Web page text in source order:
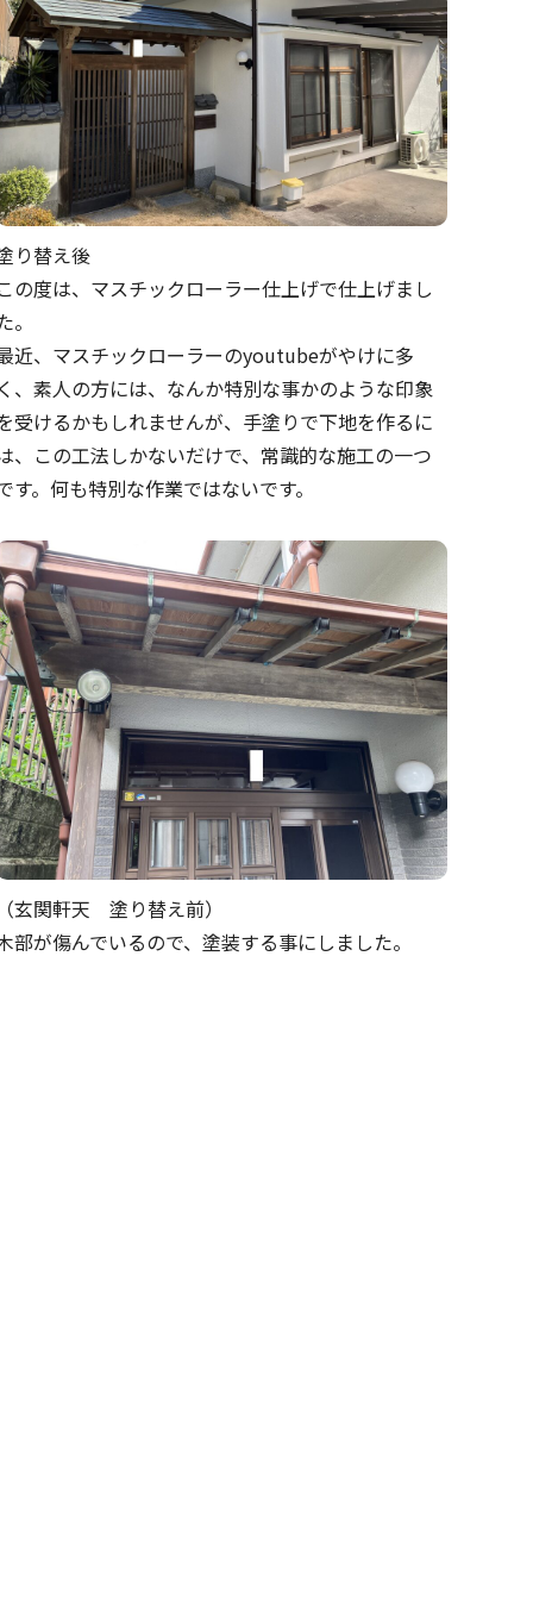
り替え後
の度は、マスチックローラー仕上げで仕上げまし
。
近、マスチックローラーのyoutubeがやけに多
、素人の方には、なんか特別な事かのような印象
受けるかもしれませんが、手塗りで下地を作るに
、この工法しかないだけで、常識的な施工の一つ
す。何も特別な作業ではないです。
玄関軒天 塗り替え前）
部が傷んでいるので、塗装する事にしました。